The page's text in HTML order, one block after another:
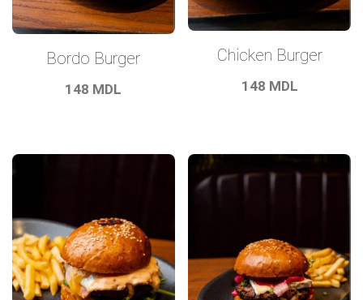
Bordo Burger
148 MDL
Chicken Burger
148 MDL